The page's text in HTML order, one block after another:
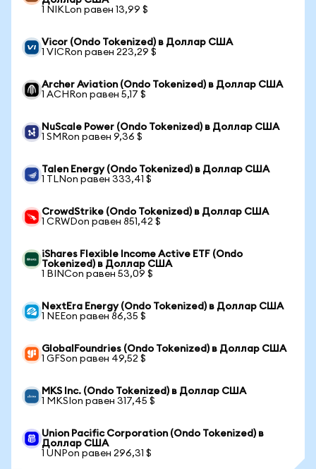
1 NIKLon равен 13,99 $
Vicor (Ondo Tokenized) в Доллар США
1 VICRon равен 223,29 $
Archer Aviation (Ondo Tokenized) в Доллар США
1 ACHRon равен 5,17 $
NuScale Power (Ondo Tokenized) в Доллар США
1 SMRon равен 9,36 $
Talen Energy (Ondo Tokenized) в Доллар США
1 TLNon равен 333,41 $
CrowdStrike (Ondo Tokenized) в Доллар США
1 CRWDon равен 851,42 $
iShares Flexible Income Active ETF (Ondo
Tokenized) в Доллар США
1 BINCon равен 53,09 $
NextEra Energy (Ondo Tokenized) в Доллар США
1 NEEon равен 86,35 $
GlobalFoundries (Ondo Tokenized) в Доллар США
1 GFSon равен 49,52 $
MKS Inc. (Ondo Tokenized) в Доллар США
1 MKSIon равен 317,45 $
Union Pacific Corporation (Ondo Tokenized) в
Доллар США
1 UNPon равен 296,31 $